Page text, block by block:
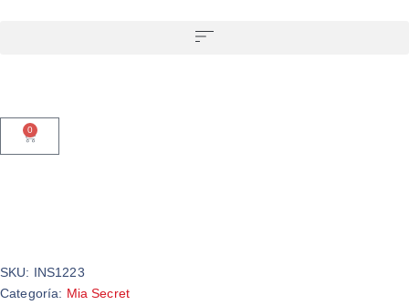
0
SKU: INS1223
Categoría: Mia Secret